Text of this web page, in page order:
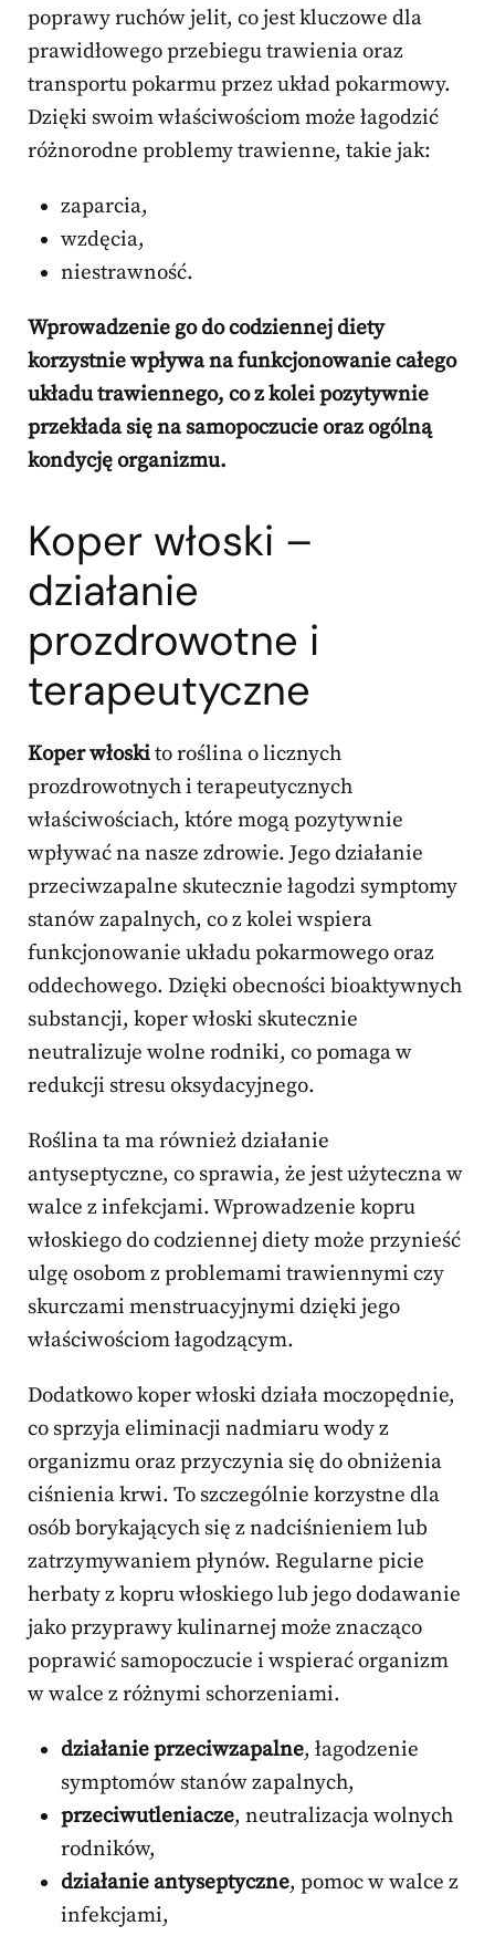
poprawy ruchów jelit, co jest kluczowe dla
prawidłowego przebiegu trawienia oraz
transportu pokarmu przez układ pokarmowy.
Dzięki swoim właściwościom może łagodzić
różnorodne problemy trawienne, takie jak:
zaparcia,
wzdęcia,
niestrawność.
Wprowadzenie go do codziennej diety
korzystnie wpływa na funkcjonowanie całego
układu trawiennego, co z kolei pozytywnie
przekłada się na samopoczucie oraz ogólną
kondycję organizmu.
Koper włoski –
działanie
prozdrowotne i
terapeutyczne
Koper włoskito roślina o licznych
prozdrowotnych i terapeutycznych
właściwościach, które mogą pozytywnie
wpływać na nasze zdrowie. Jego działanie
przeciwzapalne skutecznie łagodzi symptomy
stanów zapalnych, co z kolei wspiera
funkcjonowanie układu pokarmowego oraz
oddechowego. Dzięki obecności bioaktywnych
substancji, koper włoski skutecznie
neutralizuje wolne rodniki, co pomaga w
redukcji stresu oksydacyjnego.
Roślina ta ma również działanie
antyseptyczne, co sprawia, że jest użyteczna w
walce z infekcjami. Wprowadzenie kopru
włoskiego do codziennej diety może przynieść
ulgę osobom z problemami trawiennymi czy
skurczami menstruacyjnymi dzięki jego
właściwościom łagodzącym.
Dodatkowo koper włoski działa moczopędnie,
co sprzyja eliminacji nadmiaru wody z
organizmu oraz przyczynia się do obniżenia
ciśnienia krwi. To szczególnie korzystne dla
osób borykających się z nadciśnieniem lub
zatrzymywaniem płynów. Regularne picie
herbaty z kopru włoskiego lub jego dodawanie
jako przyprawy kulinarnej może znacząco
poprawić samopoczucie i wspierać organizm
w walce z różnymi schorzeniami.
działanie przeciwzapalne, łagodzenie
symptomów stanów zapalnych,
przeciwutleniacze, neutralizacja wolnych
rodników,
działanie antyseptyczne, pomoc w walce z
infekcjami,